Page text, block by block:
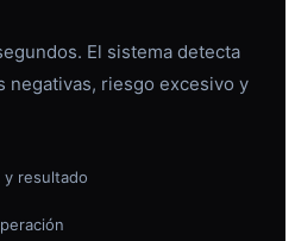
El sistema detecta
negativas, riesgo excesivo y
resultado